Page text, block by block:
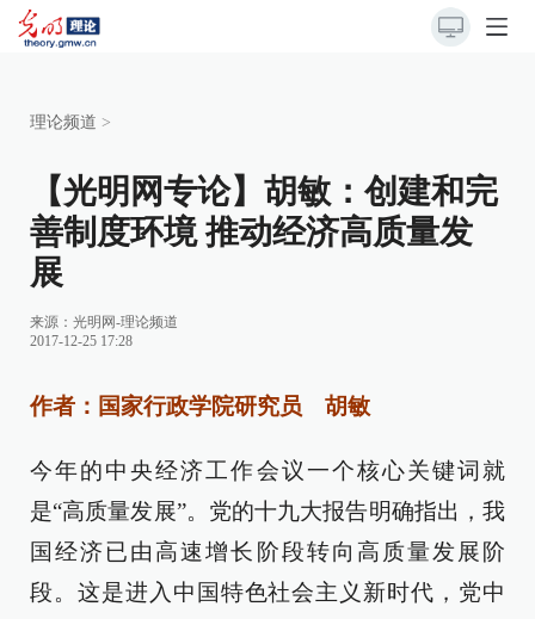
理论频道 >
【光明网专论】胡敏：创建和完
善制度环境 推动经济高质量发
展
来源： 光明网-理论频道
2017-12-25 17:28
作者：国家行政学院研究员 胡敏
今年的中央经济工作会议一个核心关键词就
是“高质量发展”。党的十九大报告明确指出，我
国经济已由高速增长阶段转向高质量发展阶
段。这是进入中国特色社会主义新时代，党中